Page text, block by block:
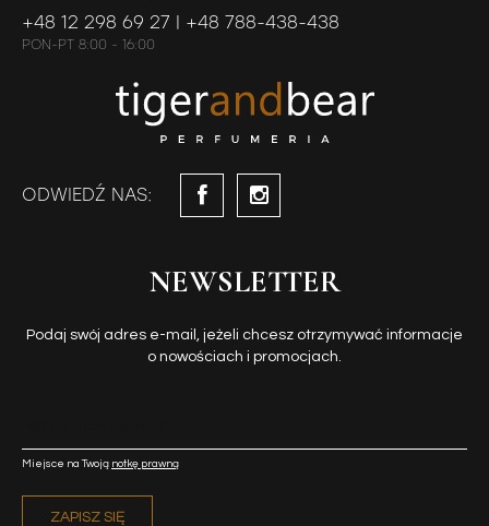
+48 12 298 69 27 | +48 788-438-438
PON-PT 8:00 - 16:00
ODWIEDŹ NAS:
NEWSLETTER
Podaj swój adres e-mail, jeżeli chcesz otrzymywać informacje
o nowościach i promocjach.
ZAPISZ SIĘ
Miejsce na Twoją notkę prawną